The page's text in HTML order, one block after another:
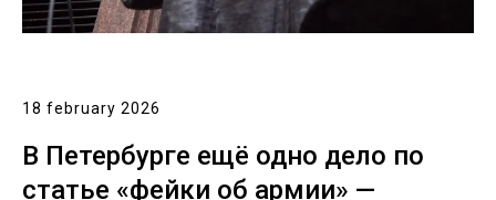
18 february 2026
В Петербурге ещё одно дело по
статье «фейки об армии» —